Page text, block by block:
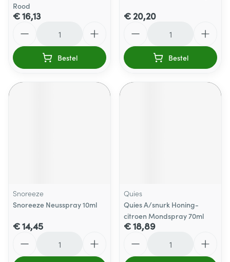
Rood
€ 16,13
Bestel
€ 20,20
Bestel
Snoreeze
Snoreeze Neusspray 10ml
€ 14,45
Quies
Quies A/snurk Honing-
citroen Mondspray 70ml
€ 18,89